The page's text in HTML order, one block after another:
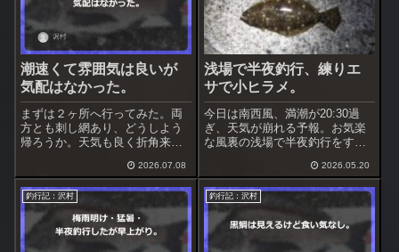
潮速くて雰囲気は良いが
気配はなかった。
まずは２ヶ所へ行ってみた。両
方とも刺し網あり、どうしよう
帰ろうか。天気も良く折角来た
所はいつもの浅場へ、厳しいと
は思うがやってみる。
2026.07.08
浅場で半夜釣行、練りエ
サで小ヒラメ。
今日は南西風、満潮が20:30過
ぎ、天気が崩れる予報。お気楽
な風裏の浅場で半夜釣行をする
ぐ撤収するつもり。ここは昨年
秋に黒鯛を上げているが半夜で
の経験は１回のみ。
2026.05.20
釣行記：沢村 釣行記：沢村